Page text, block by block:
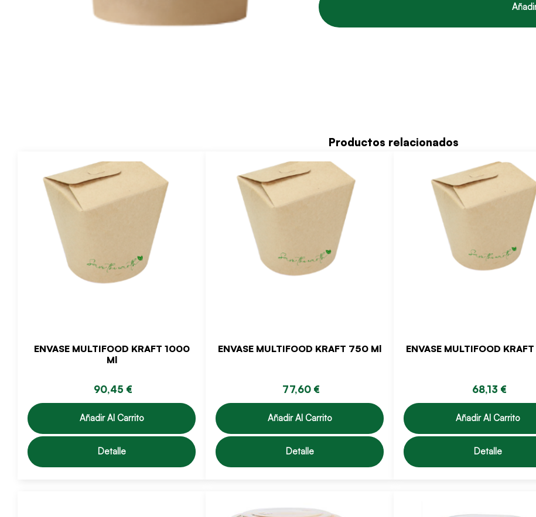
Productos relacionados
ENVASE MULTIFOOD KRAFT 1000
Ml
90,45 €
Añadir Al Carrito
Detalle
ENVASE MULTIFOOD KRAFT 750 Ml
77,60 €
Añadir Al Carrito
Detalle
ENVASE MULTIFOOD
68,13 €
Añadir Al Carrito
Detalle